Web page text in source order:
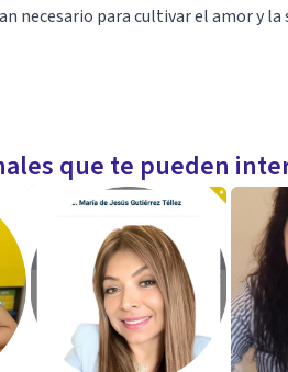
necesario para cultivar el amor y la
que te pueden